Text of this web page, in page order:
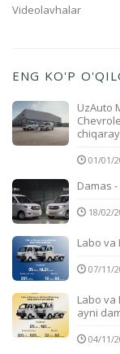
Videolavhalar
ENG KO'P
UzAuto
01/01/
Damas
18/02/
Labo
07/11/
Labo
ayni
04/11/